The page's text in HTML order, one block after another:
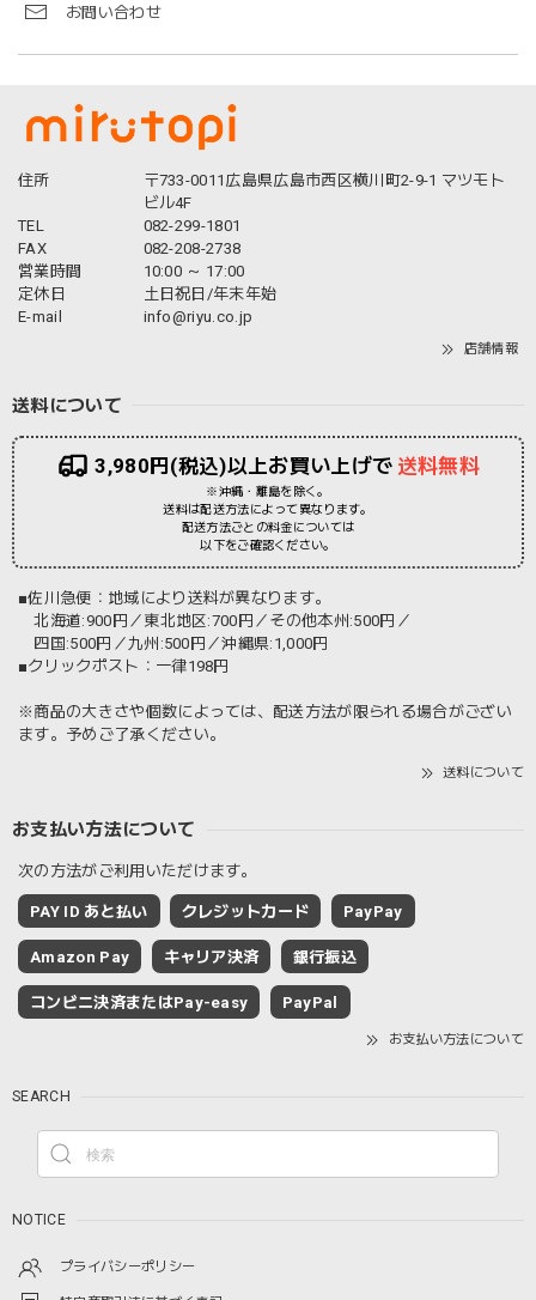
お問い合わせ
住所
〒733-0011広島県広島市西区横川町2-9-1 マツモト
ビル4F
TEL
082-299-1801
FAX
082-208-2738
営業時間
10:00 ～ 17:00
定休日
土日祝日/年末年始
E-mail
info@riyu.co.jp
店舗情報
送料について
3,980円(税込)以上お買い上げで 送料無料
※沖縄・離島を除く。
送料は配送方法によって異なります。
配送方法ごとの料金については
以下をご確認ください。
■佐川急便：地域により送料が異なります。
北海道:900円／東北地区:700円／その他本州:500円／
四国:500円／九州:500円／沖縄県:1,000円
■クリックポスト：一律198円
※商品の大きさや個数によっては、配送方法が限られる場合がござい
ます。予めご了承ください。
送料について
お支払い方法について
次の方法がご利用いただけます。
PAY ID あと払い クレジットカード PayPay
Amazon Pay キャリア決済 銀行振込
コンビニ決済またはPay-easy PayPal
お支払い方法について
SEARCH
NOTICE
プライバシーポリシー